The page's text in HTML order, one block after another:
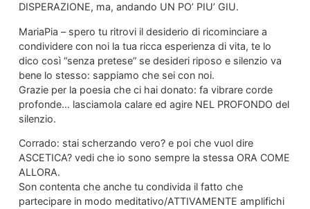
DISPERAZIONE, ma, andando UN PO’ PIU’ GIU.
MariaPia – spero tu ritrovi il desiderio di ricominciare a
condividere con noi la tua ricca esperienza di vita, te lo
dico così “senza pretese” se desideri riposo e silenzio va
bene lo stesso: sappiamo che sei con noi.
Grazie per la poesia che ci hai donato: fa vibrare corde
profonde… lasciamola calare ed agire NEL PROFONDO del
silenzio.
Corrado: stai scherzando vero? e poi che vuol dire
ASCETICA? vedi che io sono sempre la stessa ORA COME
ALLORA.
Son contenta che anche tu condivida il fatto che
partecipare in modo meditativo/ATTIVAMENTE amplifichi